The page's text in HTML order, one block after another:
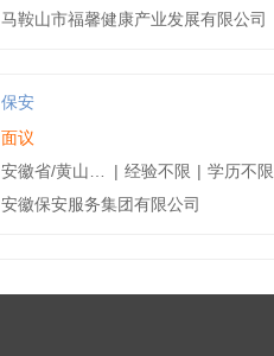
马鞍山市福馨健康产业发展有限公司
保安
面议
| 经验不限 | 学历不限
安徽保安服务集团有限公司